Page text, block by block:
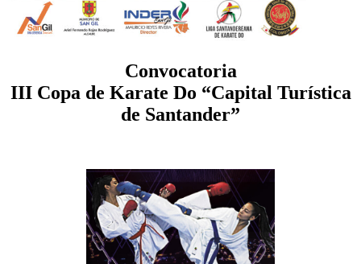
Convocatoria
III Copa de Karate Do “Capital Turística
de Santander”